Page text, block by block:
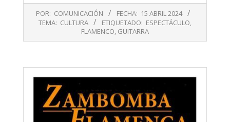
POR: COMUNICACIÓN FECHA: 15 ABRIL 2024
TEMA: CULTURA ETIQUETADO: ESPECTÁCULO,
FLAMENCO, GUITARRA